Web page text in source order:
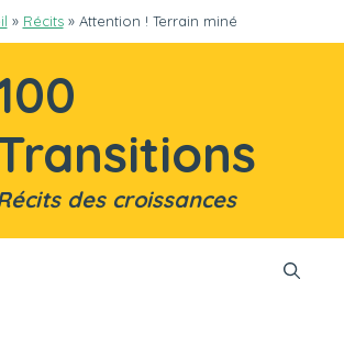
» Récits» Attention ! Terrain miné
des croissances